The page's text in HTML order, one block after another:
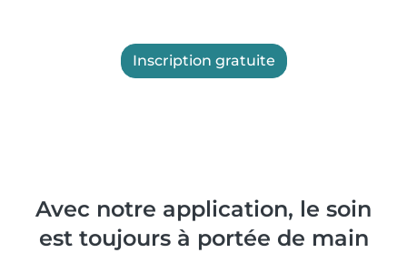
Inscription gratuite
Avec notre application, le soin
est toujours à portée de main